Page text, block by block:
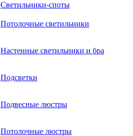
Светильники-споты
Потолочные светильники
Настенные светильники и бра
Подсветки
Подвесные люстры
Потолочные люстры